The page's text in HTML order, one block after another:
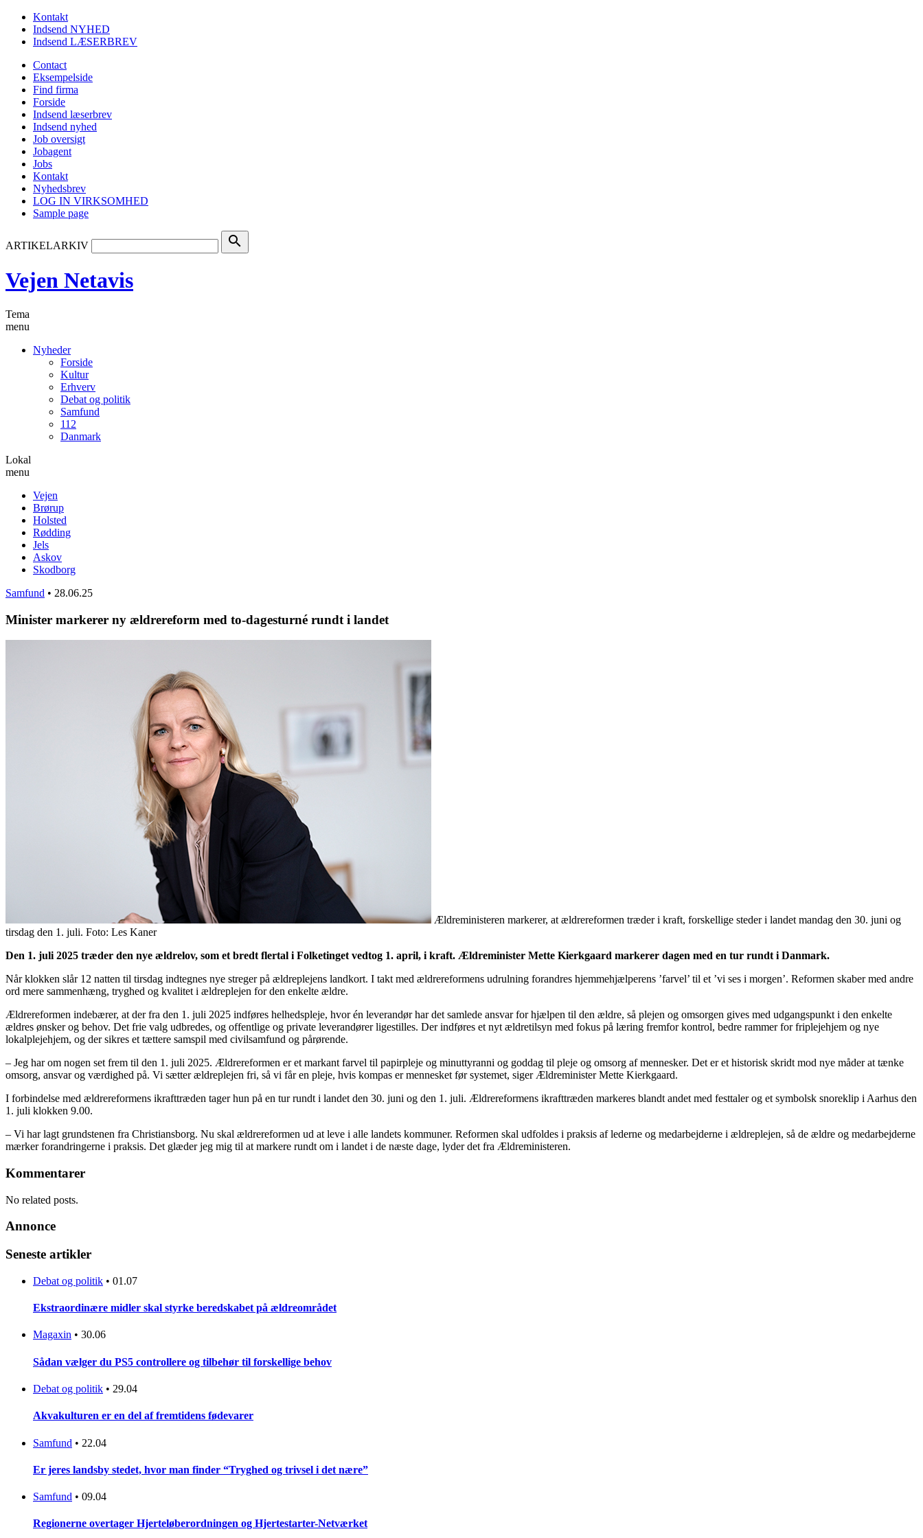
Kontakt
Indsend NYHED
Indsend LÆSERBREV
Contact
Eksempelside
Find firma
Forside
Indsend læserbrev
Indsend nyhed
Job oversigt
Jobagent
Jobs
Kontakt
Nyhedsbrev
LOG IN VIRKSOMHED
Sample page
ARTIKELARKIV search
Vejen Netavis
Tema
menu
Nyheder
Forside
Kultur
Erhverv
Debat og politik
Samfund
112
Danmark
Lokal
menu
Vejen
Brørup
Holsted
Rødding
Jels
Askov
Skodborg
Samfund • 28.06.25
Minister markerer ny ældrereform med to-dagesturné rundt i landet
Ældreministeren markerer, at ældrereformen træder i kraft, forskellige steder i landet mandag den 30. juni og
tirsdag den 1. juli. Foto: Les Kaner
Den 1. juli 2025 træder den nye ældrelov, som et bredt flertal i Folketinget vedtog 1. april, i kraft. Ældreminister Mette Kierkgaard markerer dagen med en tur rundt i Danmark.
Når klokken slår 12 natten til tirsdag indtegnes nye streger på ældreplejens landkort. I takt med ældrereformens udrulning forandres hjemmehjælperens ’farvel’ til et ’vi ses i morgen’. Reformen skaber med andre
ord mere sammenhæng, tryghed og kvalitet i ældreplejen for den enkelte ældre.
Ældrereformen indebærer, at der fra den 1. juli 2025 indføres helhedspleje, hvor én leverandør har det samlede ansvar for hjælpen til den ældre, så plejen og omsorgen gives med udgangspunkt i den enkelte
ældres ønsker og behov. Det frie valg udbredes, og offentlige og private leverandører ligestilles. Der indføres et nyt ældretilsyn med fokus på læring fremfor kontrol, bedre rammer for friplejehjem og nye
lokalplejehjem, og der sikres et tættere samspil med civilsamfund og pårørende.
– Jeg har om nogen set frem til den 1. juli 2025. Ældrereformen er et markant farvel til papirpleje og minuttyranni og goddag til pleje og omsorg af mennesker. Det er et historisk skridt mod nye måder at tænke
omsorg, ansvar og værdighed på. Vi sætter ældreplejen fri, så vi får en pleje, hvis kompas er mennesket før systemet, siger Ældreminister Mette Kierkgaard.
I forbindelse med ældrereformens ikrafttræden tager hun på en tur rundt i landet den 30. juni og den 1. juli. Ældrereformens ikrafttræden markeres blandt andet med festtaler og et symbolsk snoreklip i Aarhus den
1. juli klokken 9.00.
– Vi har lagt grundstenen fra Christiansborg. Nu skal ældrereformen ud at leve i alle landets kommuner. Reformen skal udfoldes i praksis af lederne og medarbejderne i ældreplejen, så de ældre og medarbejderne
mærker forandringerne i praksis. Det glæder jeg mig til at markere rundt om i landet i de næste dage, lyder det fra Ældreministeren.
Kommentarer
No related posts.
Annonce
Seneste artikler
Debat og politik • 01.07
Ekstraordinære midler skal styrke beredskabet på ældreområdet
Magaxin • 30.06
Sådan vælger du PS5 controllere og tilbehør til forskellige behov
Debat og politik • 29.04
Akvakulturen er en del af fremtidens fødevarer
Samfund • 22.04
Er jeres landsby stedet, hvor man finder “Tryghed og trivsel i det nære”
Samfund • 09.04
Regionerne overtager Hjerteløberordningen og Hjertestarter-Netværket